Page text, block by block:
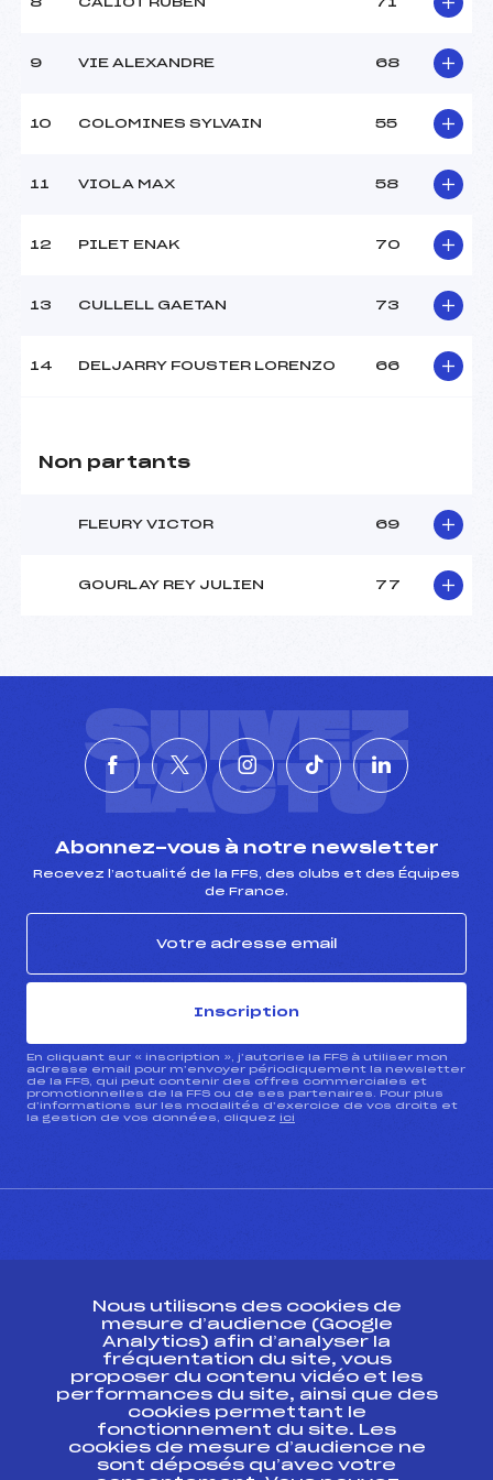
8 CALIOT RUBEN 71
9 VIE ALEXANDRE 68
10 COLOMINES SYLVAIN 55
11 VIOLA MAX 58
12 PILET ENAK 70
13 CULLELL GAETAN 73
14 DELJARRY FOUSTER LORENZO 66
Non partants
FLEURY VICTOR 69
GOURLAY REY JULIEN 77
SUIVEZ
L'ACTU
Abonnez-vous à notre newsletter
Recevez l’actualité de la FFS, des clubs et des Équipes
de France.
Inscription
En cliquant sur « inscription », j’autorise la FFS à utiliser mon
adresse email pour m’envoyer périodiquement la newsletter
de la FFS, qui peut contenir des offres commerciales et
promotionnelles de la FFS ou de ses partenaires. Pour plus
d’informations sur les modalités d’exercice de vos droits et
la gestion de vos données, cliquez ici
Ressources
Pass’Neige
Projet sportif fédéral
Projet de performance fédéral
Antidopage
Nous utilisons des cookies de
mesure d’audience (Google
Analytics) afin d’analyser la
fréquentation du site, vous
proposer du contenu vidéo et les
performances du site, ainsi que des
cookies permettant le
fonctionnement du site. Les
cookies de mesure d’audience ne
sont déposés qu’avec votre